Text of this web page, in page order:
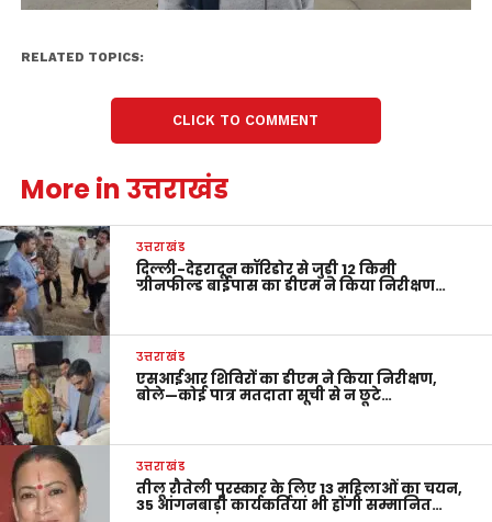
RELATED TOPICS:
CLICK TO COMMENT
More in उत्तराखंड
उत्तराखंड
दिल्ली-देहरादून कॉरिडोर से जुड़ी 12 किमी
ग्रीनफील्ड बाईपास का डीएम ने किया निरीक्षण…
उत्तराखंड
एसआईआर शिविरों का डीएम ने किया निरीक्षण,
बोले—कोई पात्र मतदाता सूची से न छूटे…
उत्तराखंड
तीलू रौतेली पुरस्कार के लिए 13 महिलाओं का चयन,
35 आंगनबाड़ी कार्यकर्तियां भी होंगी सम्मानित…